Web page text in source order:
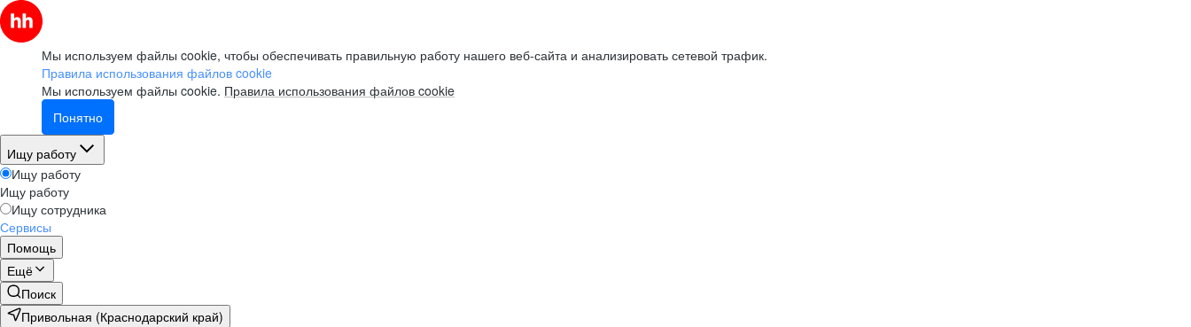
Мы используем файлы cookie, чтобы обеспечивать правильную работу нашего веб-сайта и анализировать сетевой трафик.
Правила использования файлов cookie
Мы используем файлы cookie. Правила использования файлов cookie
Понятно
Ищу работу
Ищу работу
Ищу работу
Ищу сотрудника
Сервисы
Помощь
Ещё
Поиск
Привольная (Краснодарский край)